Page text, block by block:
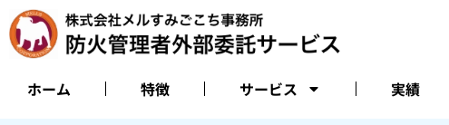
容
を
ホーム 特徴 サービス 実績